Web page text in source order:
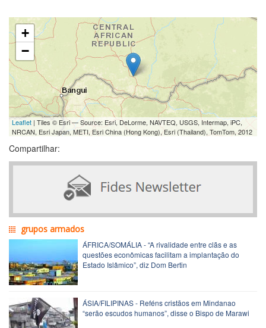
+
−
Leaflet | Tiles © Esri — Source: Esri, DeLorme, NAVTEQ, USGS, Intermap, iPC,
NRCAN, Esri Japan, METI, Esri China (Hong Kong), Esri (Thailand), TomTom, 2012
Compartilhar:
grupos armados
ÁFRICA/SOMÁLIA - “A rivalidade entre clãs e as
questões econômicas facilitam a implantação do
Estado Islâmico”, diz Dom Bertin
ÁSIA/FILIPINAS - Reféns cristãos em Mindanao
“serão escudos humanos”, disse o Bispo de Marawi